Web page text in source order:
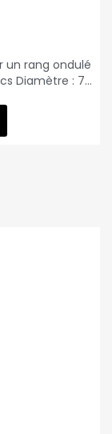
un rang ondulé
Diamètre : 7